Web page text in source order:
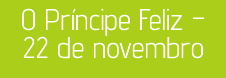
O Príncipe Feliz –
22 de novembro